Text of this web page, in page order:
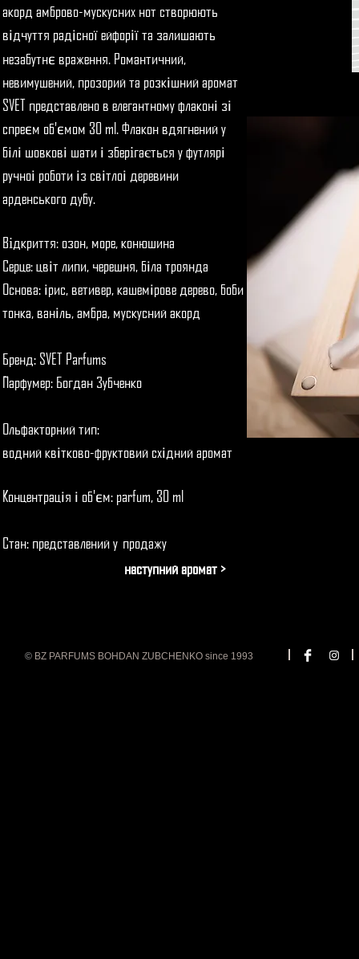
акорд амброво-мускусних нот створюють
відчуття радісної ейфорії та залишають
незабутнє враження. Романтичний,
невимушений, прозорий та розкішний аромат
SVET представлено в елегантному флаконі зі
спреєм об'ємом 30 ml. Флакон вдягнений у
білі шовкові шати і зберігається у футлярі
ручноі роботи із світлоі деревини
арденського дубу.
Відкриття: озон, море, конюшина
Серце: цвіт липи, черешня, біла троянда
Основа: ірис, ветивер, кашемірове дерево, боби
тонка, ваніль, амбра, мускусний акорд
Бренд: SVET Parfums
Парфумер: Богдан Зубченко
Ольфакторний тип:
водний квітково-фруктовий східний аромат
Концентрація і об'єм: parfum, 30 ml
Стан: представлений у продажу
наступний аромат >
© BZ PARFUMS BOHDAN ZUBCHENKO since 1993